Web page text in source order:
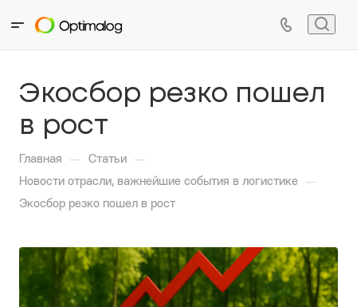
Экосбор резко пошел
в рост
Главная — Статьи —
Новости отрасли, важнейшие события в логистике —
Экосбор резко пошел в рост